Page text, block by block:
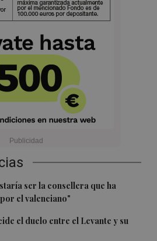
ser la consellera que ha
el valenciano"
el duelo entre el Levante y su